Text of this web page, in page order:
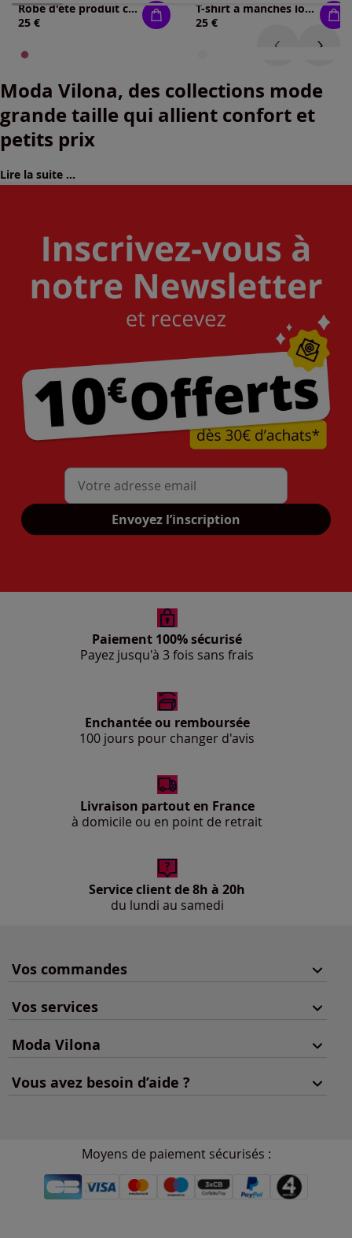
Robe d'été produit certifié gots
25 €
T-shirt à manches longues pur coton
25 €
Moda Vilona, des collections mode
grande taille qui allient confort et
petits prix
Lire la suite ...
Mon adresse mail
Envoyez l’inscription
Paiement 100% sécurisé
Payez jusqu'à 3 fois sans frais
Enchantée ou remboursée
100 jours pour changer d'avis
Livraison partout en France
à domicile ou en point de retrait
Service client de 8h à 20h
du lundi au samedi
Vos commandes
Vos services
Moda Vilona
Vous avez besoin d’aide ?
Moyens de paiement sécurisés :